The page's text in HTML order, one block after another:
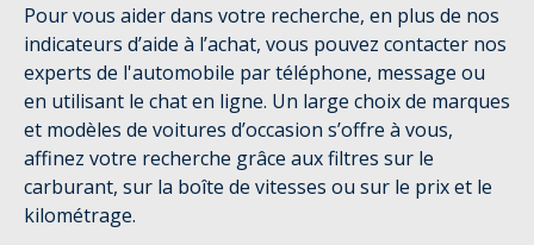
Pour vous aider dans votre recherche, en plus de nos
indicateurs d’aide à l’achat, vous pouvez contacter nos
experts de l'automobile par téléphone, message ou
en utilisant le chat en ligne. Un large choix de marques
et modèles de voitures d’occasion s’offre à vous,
affinez votre recherche grâce aux filtres sur le
carburant, sur la boîte de vitesses ou sur le prix et le
kilométrage.